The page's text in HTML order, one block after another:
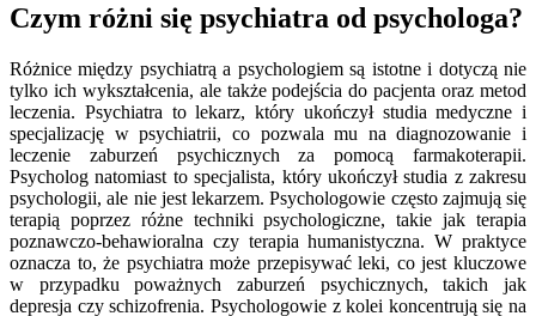
Czym różni się psychiatra od psychologa?
Różnice między psychiatrą a psychologiem są istotne i dotyczą nie
tylko ich wykształcenia, ale także podejścia do pacjenta oraz metod
leczenia. Psychiatra to lekarz, który ukończył studia medyczne i
specjalizację w psychiatrii, co pozwala mu na diagnozowanie i
leczenie zaburzeń psychicznych za pomocą farmakoterapii.
Psycholog natomiast to specjalista, który ukończył studia z zakresu
psychologii, ale nie jest lekarzem. Psychologowie często zajmują się
terapią poprzez różne techniki psychologiczne, takie jak terapia
poznawczo-behawioralna czy terapia humanistyczna. W praktyce
oznacza to, że psychiatra może przepisywać leki, co jest kluczowe
w przypadku poważnych zaburzeń psychicznych, takich jak
depresja czy schizofrenia. Psychologowie z kolei koncentrują się na